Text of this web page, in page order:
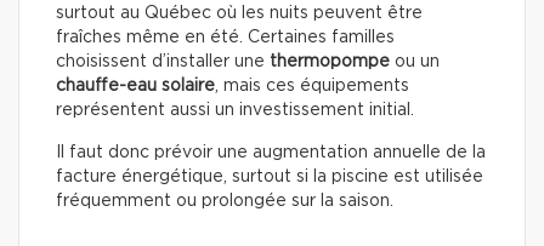
surtout au Québec où les nuits peuvent être
fraîches même en été. Certaines familles
choisissent d’installer une thermopompe ou un
chauffe-eau solaire, mais ces équipements
représentent aussi un investissement initial.
Il faut donc prévoir une augmentation annuelle de la
facture énergétique, surtout si la piscine est utilisée
fréquemment ou prolongée sur la saison.